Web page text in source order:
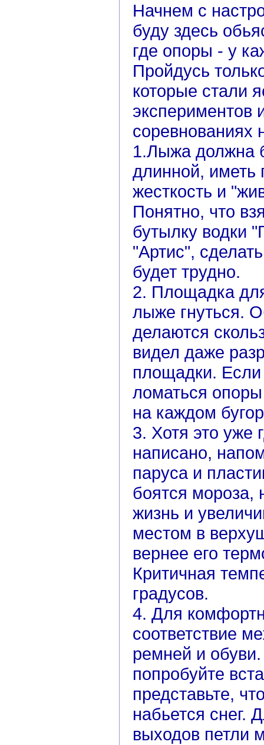
Начнем с
буду здесь
где опоры - у
Пройдусь
которые стали
экспериментов
соревнованиях
1.Лыжа должна
длинной, иметь
жесткость и
Понятно, что
бутылку водки
"Артис",
будет трудно.
2. Площадка
лыже гнуться.
делаются
видел даже
площадки. Если
ломаться
на каждом
3. Хотя это уже
написано,
паруса и
боятся мороза,
жизнь и
местом в
вернее его
Критичная
градусов.
4. Для
соответствие
ремней и
попробуйте
представьте,
набьется снег.
выходов петли